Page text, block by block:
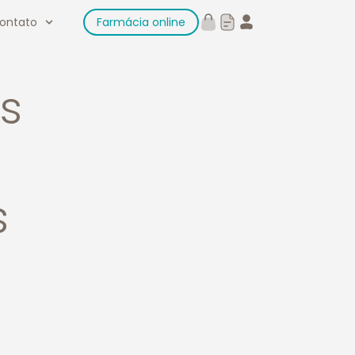
Farmácia online